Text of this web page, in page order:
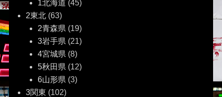
ー
シ
ョ
ン
1北海道 (45)
2東北(63)
2青森県 (19)
3岩手県 (21)
4宮城県 (8)
5秋田県 (12)
6山形県 (3)
3関東 (102)